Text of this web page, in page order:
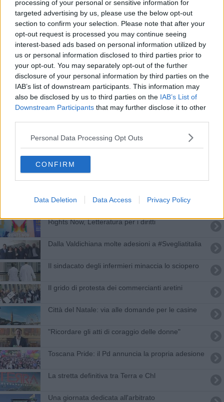
processing of your personal or sensitive information for
targeted advertising by us, please use the below opt-out
section to confirm your selection. Please note that after your
opt-out request is processed you may continue seeing
interest-based ads based on personal information utilized by
us or personal information disclosed to third parties prior to
your opt-out. You may separately opt-out of the further
disclosure of your personal information by third parties on the
IAB’s list of downstream participants. This information may
also be disclosed by us to third parties on the IAB’s List of
Downstream Participants that may further disclose it to other
Personal Data Processing Opt Outs
CONFIRM
Data Deletion Data Access Privacy Policy
"Non mischiare povertà con illegalità e violenza"
Sistema penitenziario, Rogialli garante comunale
Si mette in moto la Città del Natale
Le famiglie arcobaleno a Palazzo Cavallo
"Sarò al Toscana Pride in qualità di consigliere"
supermercato
Oggi l'ultimo saluto a Roberto Ciofini
"Piazzata d'Amore" contro l'omofobia
Rights Now, Letteratura per i diritti
Dalla Valdichiana molte adesioni a #Svegliatitalia
Il sindacato degli infermieri minaccia lo sciopero
Il grido di protesta dei commercianti aretini
Città del Natale: via alle domande per le casine
"Ricordare gli atti di coraggio delle donne"
Toscana Pride: il Pd annuncia la propria adesione
La stretta definitiva tra Terra e Chl
Una giornata dedicata all'arbitrato